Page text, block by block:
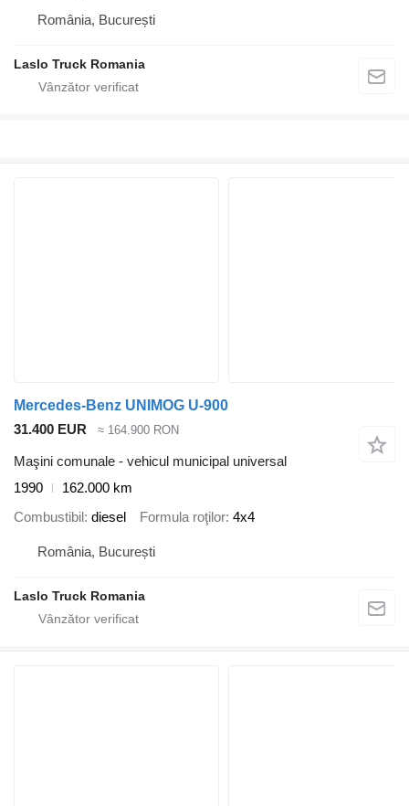
România, București
Laslo Truck Romania
Mercedes-Benz UNIMOG U-900
31.400 EUR
≈ 164.900 RON
Maşini comunale - vehicul municipal universal
1990
162.000 km
Combustibil diesel Formula roţilor 4x4
România, București
Laslo Truck Romania